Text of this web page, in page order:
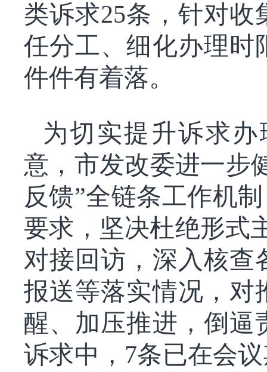
类诉求25条，针对
任分工、细化办理时
件件有着落。
为切实提升诉求
意，市发改委进一
反馈”全链条工作机
要求，坚决杜绝形式
对接回访，深入核查
报送等落实情况，对
醒、加压推进，倒逼
诉求中，7条已在会